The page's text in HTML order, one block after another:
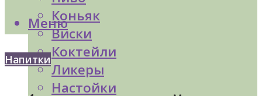
Коньяк
Виски
Коктейли
Ликеры
Настойки
Меню
Напитки